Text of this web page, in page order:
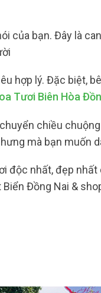
của bạn. Đây là
hợp lý. Đặc biệt,
Tươi Biên Hòa
chiều
mà bạn muốn
độc nhất, đẹp
Đồng Nai &